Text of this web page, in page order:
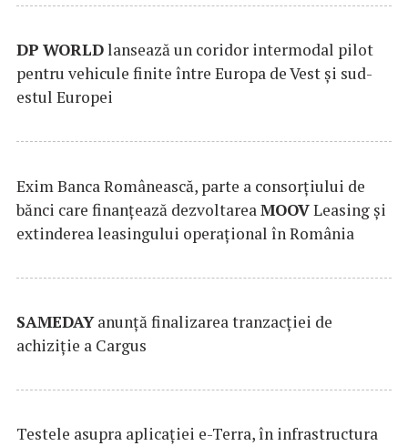
DP WORLDlansează un coridor intermodal pilot
pentru vehicule finite între Europa de Vest și sud-
estul Europei
Exim Banca Românească, parte a consorțiului de
bănci care finanțează dezvoltarea MOOVLeasing și
extinderea leasingului operațional în România
SAMEDAYanunță finalizarea tranzacției de
achiziție a Cargus
Testele asupra aplicaţiei e-Terra, în infrastructura